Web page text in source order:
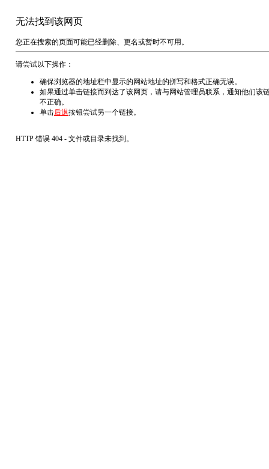
无法找到该网页
您正在搜索的页面可能已经删除、更名或暂时不可用。
请尝试以下操作：
确保浏览器的地址栏中显示的网站地址的拼写和格式正确无误。
如果通过单击链接而到达了该网页，请与网站管理员联系，通知他们该
不正确。
单击后退按钮尝试另一个链接。
HTTP 错误 404 - 文件或目录未找到。